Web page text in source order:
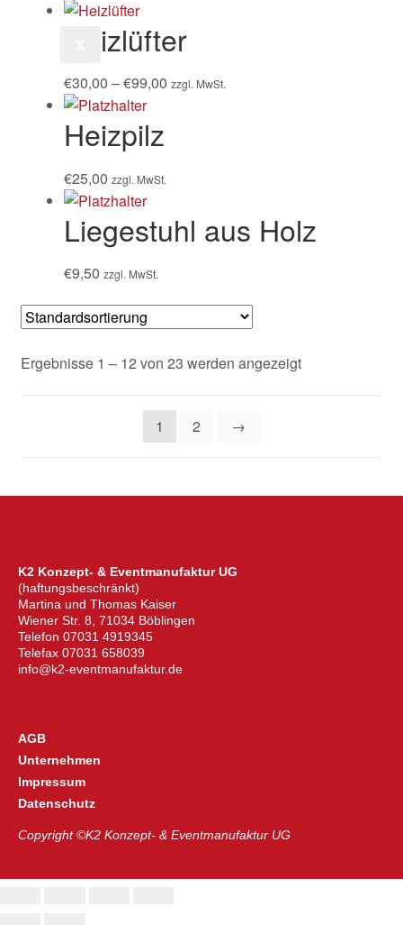
Heizlüfter
€30,00 –€99,00 zzgl. MwSt.
Heizpilz
€25,00 zzgl. MwSt.
Liegestuhl aus Holz
€9,50 zzgl. MwSt.
Ergebnisse 1 – 12 von 23 werden angezeigt
1 2 →
K2 Konzept- & Eventmanufaktur UG
(haftungsbeschränkt)
Martina und Thomas Kaiser
Wiener Str. 8, 71034 Böblingen
Telefon 07031 4919345
Telefax 07031 658039
info@k2-eventmanufaktur.de
AGB
Unternehmen
Impressum
Datenschutz
Copyright ©K2 Konzept- & Eventmanufaktur UG